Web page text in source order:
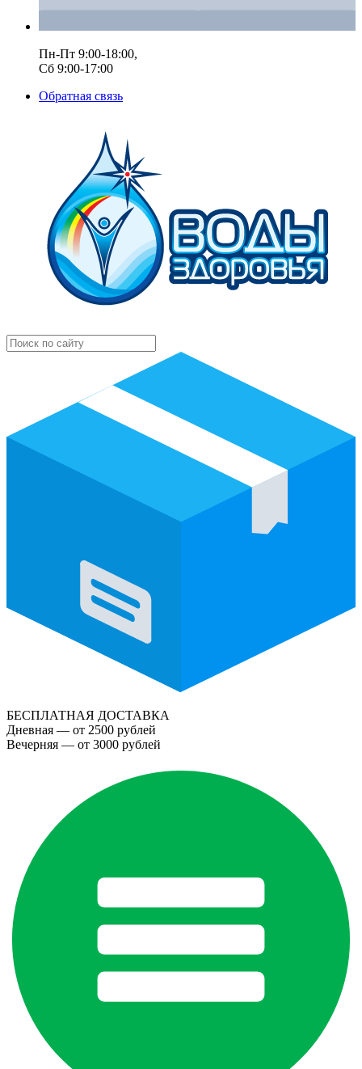
Пн-Пт 9:00-18:00,
Сб 9:00-17:00
Обратная связь
БЕСПЛАТНАЯ ДОСТАВКА
Дневная — от 2500 рублей
Вечерняя — от 3000 рублей